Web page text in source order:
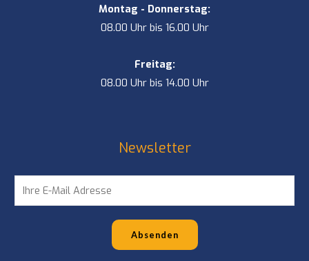
Montag - Donnerstag:
08.00 Uhr bis 16.00 Uhr
Freitag:
08.00 Uhr bis 14.00 Uhr
Newsletter
m
Absenden